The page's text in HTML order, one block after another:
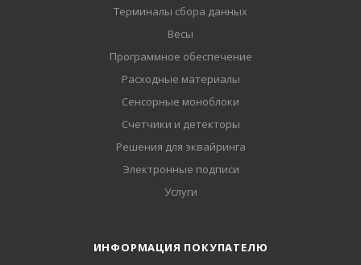
Терминалы сбора данных
Весы
Программное обеспечение
Расходные материалы
Сенсорные моноблоки
Счетчики и детекторы
Решения для эквайринга
Электронные подписи
Услуги
ИНФОРМАЦИЯ ПОКУПАТЕЛЮ